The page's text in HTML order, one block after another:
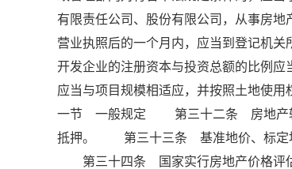
有限责任公司、股份有限公司，从事房
营业执照后的一个月内，应当到登记
开发企业的注册资本与投资总额的比例
应当与项目规模相适应，并按照土地使
一节 一般规定 第三十二条 房地产转让
抵押。 第三十三条 基准地价、标定地
第三十四条 国家实行房地产价格评